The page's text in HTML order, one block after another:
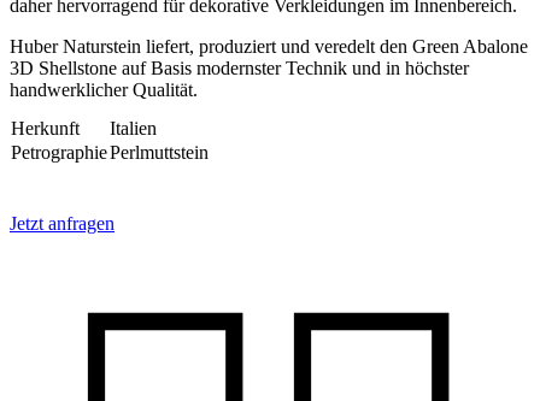
daher hervorragend für dekorative Verkleidungen im Innenbereich.
Huber Naturstein liefert, produziert und veredelt den Green Abalone
3D Shellstone auf Basis modernster Technik und in höchster
handwerklicher Qualität.
Herkunft
Italien
PetrographiePerlmuttstein
Jetzt anfragen